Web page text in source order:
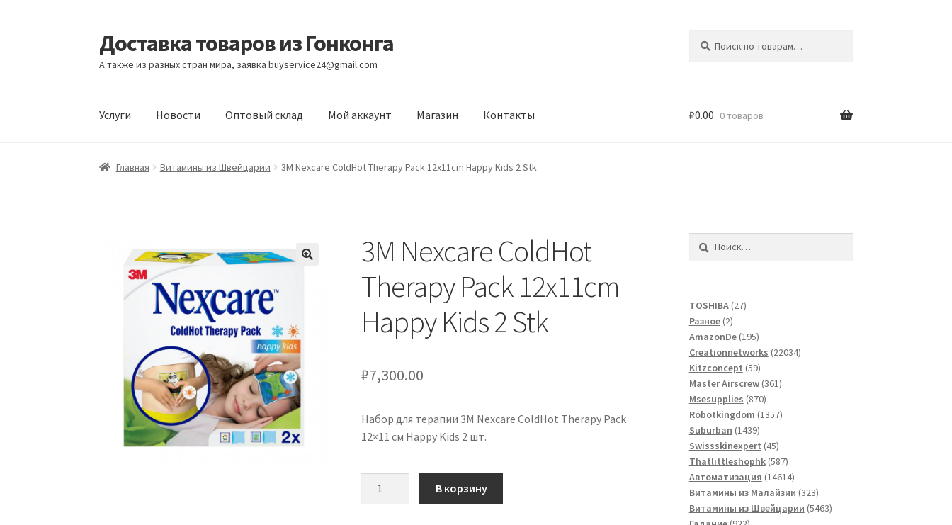
Перейти
к
навигации
Перейти
к
содержимому
Доставка товаров из Гонконга
А также из разных стран мира, заявка buyservice24@gmail.com
Услуги Новости Оптовый склад Мой аккаунт Магазин Контакты
Главная Контакты Корзина Мой аккаунт Новости Оптовый склад Оформление заказаУслуги
₽0.00 0 товаров
Главная Витамины из Швейцарии 3M Nexcare ColdHot Therapy Pack 12x11cm Happy Kids 2 Stk
3M Nexcare ColdHot
Therapy Pack 12x11cm
Happy Kids 2 Stk
₽7,300.00
Набор для терапии 3M Nexcare ColdHot Therapy Pack
12×11 см Happy Kids 2 шт.
В корзину
Найти:
TOSHIBA 2727
Разное 22
товара
AmazonDe 195195
товаров
Creationnetworks 2203422034
Kitzconcept 5959
товаров
Master Airscrew 361361
Msesupplies 870870
товаров
Robotkingdom 13571357
Suburban 14391439
товаров
Swissskinexpert 4545
товаров
Thatlittleshophk 587587
товаров
Автоматизация 1461414614
товаров
Витамины из Малайзии 323323
товара
Витамины из Швейцарии 54635463